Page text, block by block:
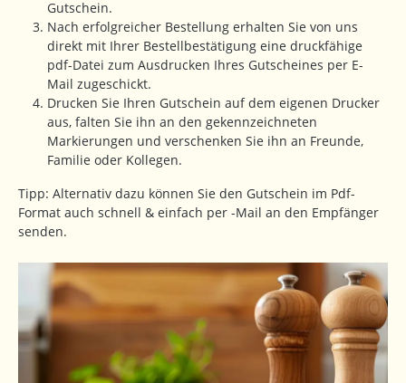
Gutschein.
Nach erfolgreicher Bestellung erhalten Sie von uns
direkt mit Ihrer Bestellbestätigung eine druckfähige
pdf-Datei zum Ausdrucken Ihres Gutscheines per E-
Mail zugeschickt.
Drucken Sie Ihren Gutschein auf dem eigenen Drucker
aus, falten Sie ihn an den gekennzeichneten
Markierungen und verschenken Sie ihn an Freunde,
Familie oder Kollegen.
Tipp: Alternativ dazu können Sie den Gutschein im Pdf-
Format auch schnell & einfach per -Mail an den Empfänger
senden.